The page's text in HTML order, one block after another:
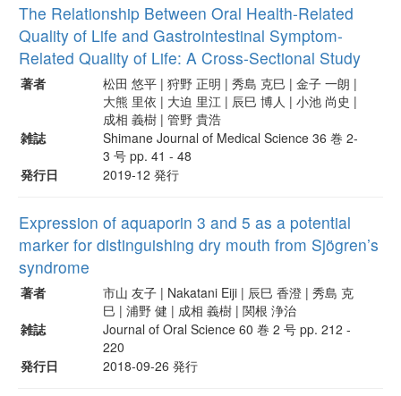
The Relationship Between Oral Health-Related
Quality of Life and Gastrointestinal Symptom-
Related Quality of Life: A Cross-Sectional Study
著者
松田 悠平 | 狩野 正明 | 秀島 克巳 | 金子 一朗 |
大熊 里依 | 大迫 里江 | 辰巳 博人 | 小池 尚史 |
成相 義樹 | 管野 貴浩
雑誌
Shimane Journal of Medical Science 36 巻 2-
3 号 pp. 41 - 48
発行日
2019-12 発行
Expression of aquaporin 3 and 5 as a potential
marker for distinguishing dry mouth from Sjögren’s
syndrome
著者
市山 友子 | Nakatani Eiji | 辰巳 香澄 | 秀島 克
巳 | 浦野 健 | 成相 義樹 | 関根 浄治
雑誌
Journal of Oral Science 60 巻 2 号 pp. 212 -
220
発行日
2018-09-26 発行